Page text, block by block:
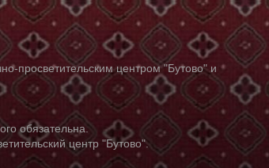
центром "Бутово" и
обязательна.
центр "Бутово".